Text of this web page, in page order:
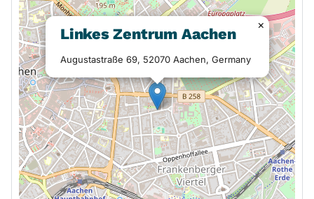
Linkes Zentrum Aachen
Augustastraße 69, 52070 Aachen, Germany
×